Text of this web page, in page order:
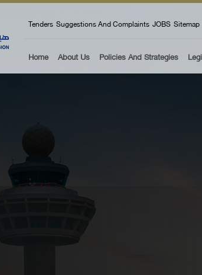
top menu
Tenders Suggestions And Complaints JOBS Sitemap
Home About Us Policies And Strategies